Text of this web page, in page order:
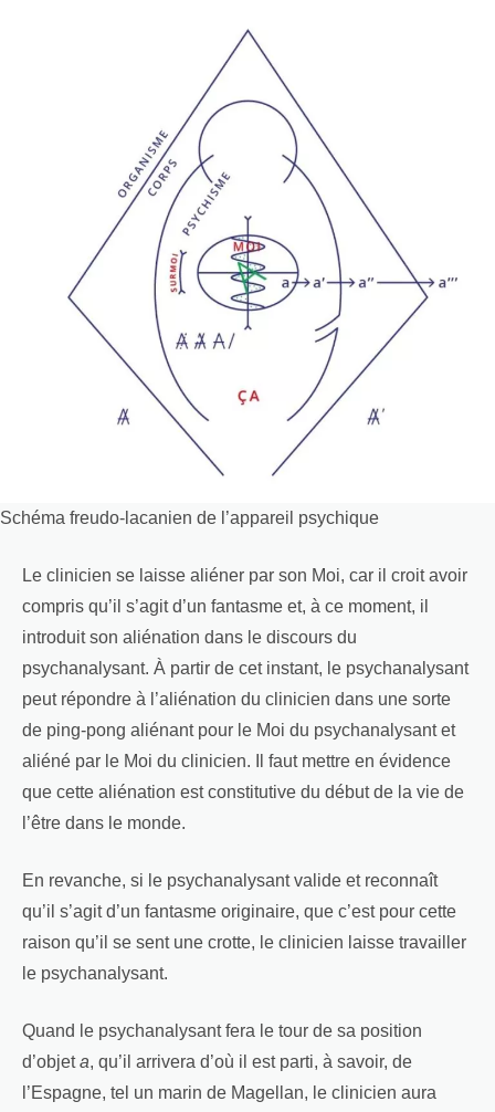
Schéma freudo-lacanien de l’appareil psychique
Le clinicien se laisse aliéner par son Moi, car il croit avoir
compris qu’il s’agit d’un fantasme et, à ce moment, il
introduit son aliénation dans le discours du
psychanalysant. À partir de cet instant, le psychanalysant
peut répondre à l’aliénation du clinicien dans une sorte
de ping-pong aliénant pour le Moi du psychanalysant et
aliéné par le Moi du clinicien. Il faut mettre en évidence
que cette aliénation est constitutive du début de la vie de
l’être dans le monde.
En revanche, si le psychanalysant valide et reconnaît
qu’il s’agit d’un fantasme originaire, que c’est pour cette
raison qu’il se sent une crotte, le clinicien laisse travailler
le psychanalysant.
Quand le psychanalysant fera le tour de sa position
d’objeta, qu’il arrivera d’où il est parti, à savoir, de
l’Espagne, tel un marin de Magellan, le clinicien aura